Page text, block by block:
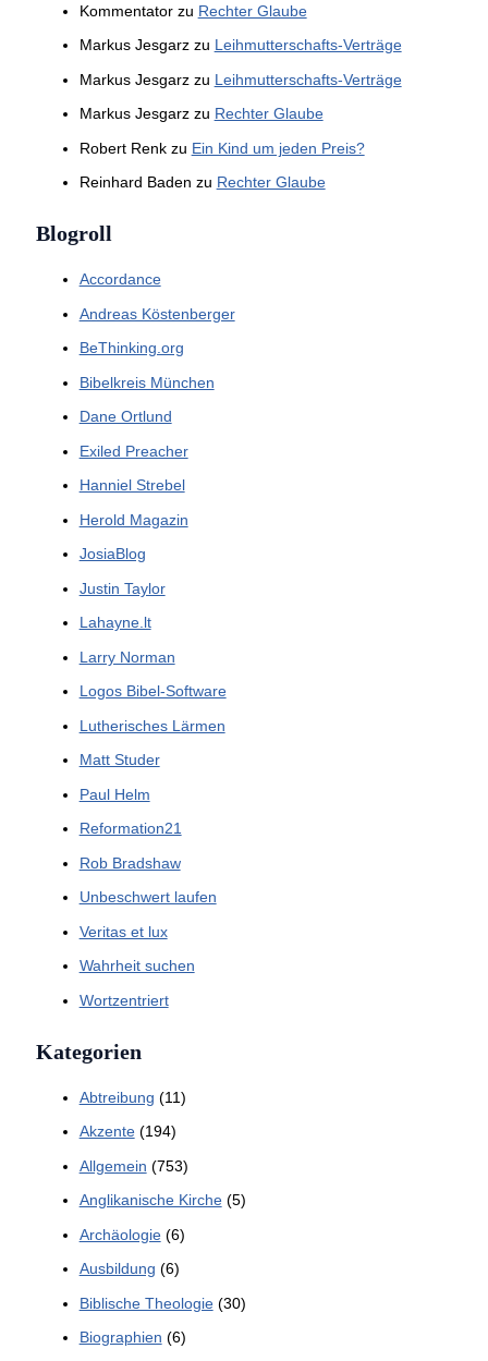
Kommentatorzu Rechter Glaube
Markus Jesgarzzu Leihmutterschafts-Verträge
Markus Jesgarzzu Leihmutterschafts-Verträge
Markus Jesgarzzu Rechter Glaube
Robert Renkzu Ein Kind um jeden Preis?
Reinhard Baden zu Rechter Glaube
Blogroll
Accordance
Andreas Köstenberger
BeThinking.org
Bibelkreis München
Dane Ortlund
Exiled Preacher
Hanniel Strebel
Herold Magazin
JosiaBlog
Justin Taylor
Lahayne.lt
Larry Norman
Logos Bibel-Software
Lutherisches Lärmen
Matt Studer
Paul Helm
Reformation21
Rob Bradshaw
Unbeschwert laufen
Veritas et lux
Wahrheit suchen
Wortzentriert
Kategorien
Abtreibung (11)
Akzente(194)
Allgemein (753)
Anglikanische Kirche(5)
Archäologie(6)
Ausbildung (6)
Biblische Theologie(30)
Biographien (6)